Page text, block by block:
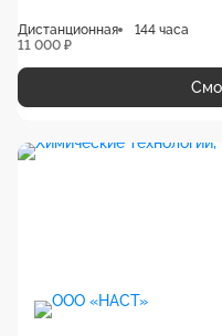
Дистанционная
144 часа
11 000 ₽